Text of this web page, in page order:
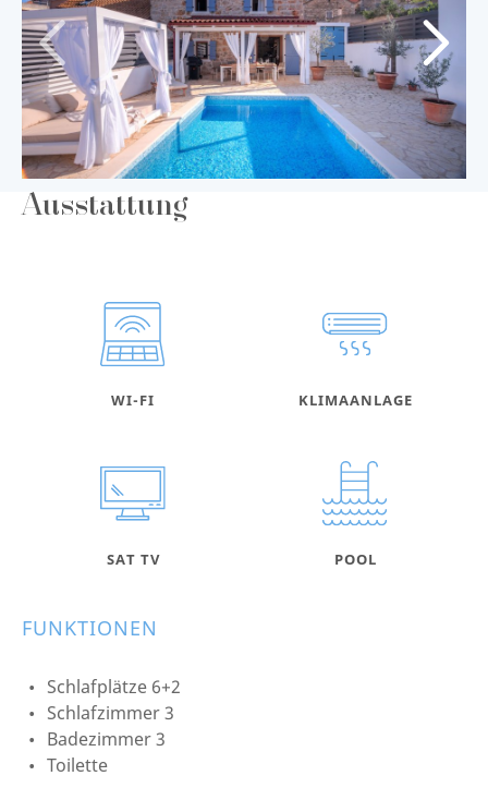
Ausstattung
WI-FI KLIMAANLAGE
SAT TV POOL
FUNKTIONEN
Schlafplätze 6+2
Schlafzimmer 3
Badezimmer 3
Toilette